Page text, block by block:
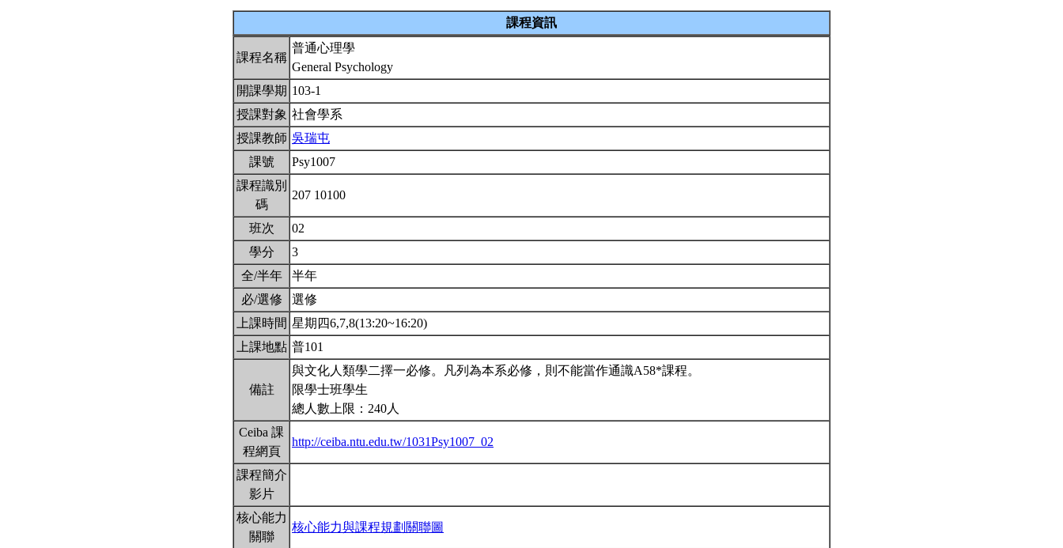
課程資訊
課程名稱
普通心理學
General Psychology
開課學期 103-1
授課對象 社會學系
授課教師 吳瑞屯
課號
Psy1007
課程識別
碼
207 10100
班次
02
學分
3
全/半年
半年
必/選修
選修
上課時間 星期四6,7,8(13:20~16:20)
上課地點 普101
備註
與文化人類學二擇一必修。凡列為本系必修，則不能當作通識A58*課程。
限學士班學生
總人數上限：240人
Ceiba 課
程網頁
http://ceiba.ntu.edu.tw/1031Psy1007_02
課程簡介
影片
核心能力
關聯
核心能力與課程規劃關聯圖